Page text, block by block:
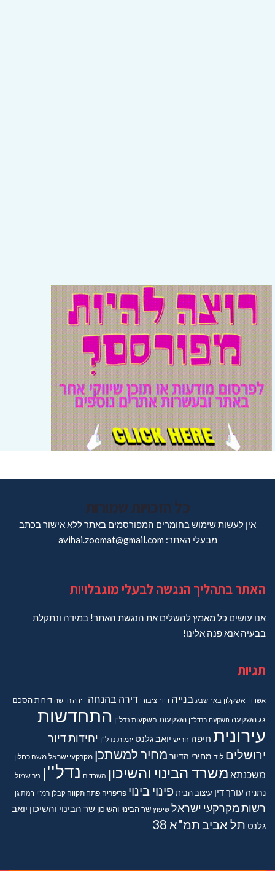
כל הזכויות שמורות
אין לעשות שימוש בחומרים המפורסמים באתר ללא אישור בכתב
מבעלי האתר: avihai.zoomat@gmail.com
האתר בתהליך הנגשה לבעלי מוגבלויות
אנו עושים כל מאמץ להשלים את הנגשת האתר! במידה ונתקלת
בבעיה אנא פנה אלינו!
תגיות
אשדוד אשקלון באר שבע בנייה דיור ציבורי דירה בהנחה דירה חדשה דירותהסכם
גגהשקעה השקעה בנדל"ן השקעות השקעות נדל"ן התחדשות
עירונית חיפה חריש יואב גלנט יזמות נדל"ן יחידות דיור
ירושלים לוד מחירי הדיור מחיר למשתכן מקרקעי ישראל משה כחלון
משכנתא משרד הבינוי והשיכון משרדים נדל''ן ניר שמול
נתניה עורך דין עיצוב הבית פינוי בינוי פריפריה פתח תקווה קבלן רמ"י רמת גן
רשות מקרקעי ישראל שיפוץ שר הבינוי והשיכון שר הבינוי והשיכון יואב
גלנט תל אביב תמ"א 38